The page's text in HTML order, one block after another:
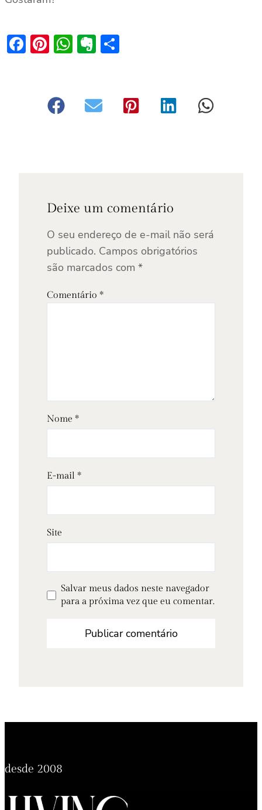
Facebook
Pinterest
WhatsApp
Evernote
Deixe um comentário
O seu endereço de e-mail não será
publicado. Campos obrigatórios
são marcados com *
Comentário *
Nome *
E-mail *
Site
Salvar meus dados neste navegador
para a próxima vez que eu comentar.
desde 2008